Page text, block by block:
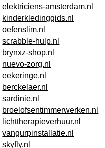
elektriciens-amsterdam.nl
kinderkledinggids.nl
oefenslim.nl
scrabble-hulp.nl
brynxz-shop.nl
nuevo-zorg.nl
eekeringe.nl
berckelaer.nl
sardinie.nl
broelofsentimmerwerken.nl
lichttherapieverhuur.nl
vangurpinstallatie.nl
skyfly.nl